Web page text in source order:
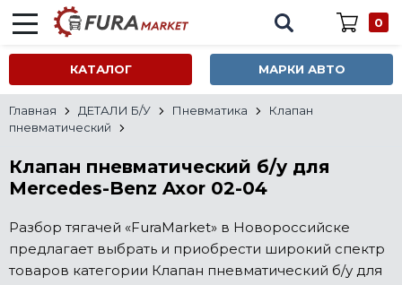
0
КАТАЛОГ МАРКИ АВТО
Главная ДЕТАЛИ Б/У Пневматика
Клапан
пневматический
Клапан пневматический б/у для
Mercedes-Benz Axor 02-04
Разбор тягачей «FuraMarket» в Новороссийске
предлагает выбрать и приобрести широкий спектр
товаров категории Клапан пневматический б/у для